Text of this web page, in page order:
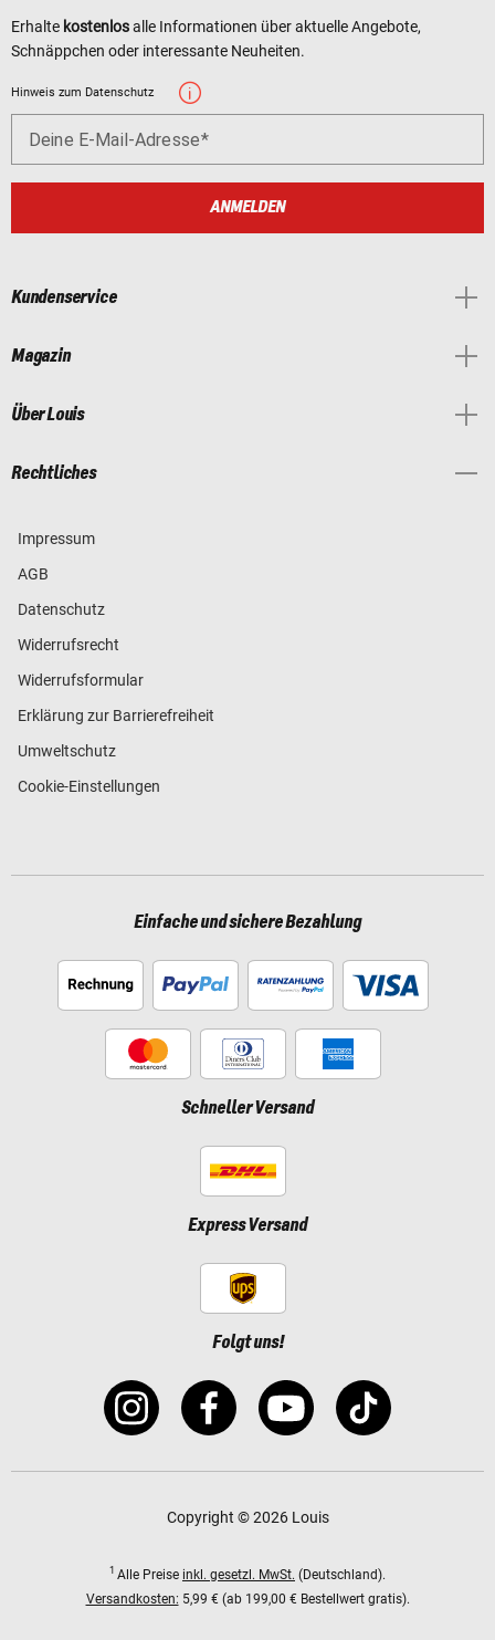
Erhalte kostenlosalle Informationen über aktuelle Angebote,
Schnäppchen oder interessante Neuheiten.
Hinweis zum Datenschutz
Deine E-Mail-Adresse
ANMELDEN
Kundenservice
Magazin
Über Louis
Rechtliches
Impressum
AGB
Datenschutz
Widerrufsrecht
Widerrufsformular
Erklärung zur Barrierefreiheit
Umweltschutz
Cookie-Einstellungen
Einfache und sichere Bezahlung
Schneller Versand
Express Versand
Folgt uns!
Copyright © 2026 Louis
1 Alle Preise inkl. gesetzl. MwSt. (Deutschland).
Versandkosten: 5,99 € (ab 199,00 € Bestellwert gratis).